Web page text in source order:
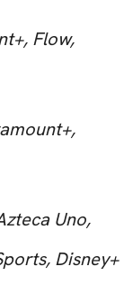
Flow,
Uno,
Disney+